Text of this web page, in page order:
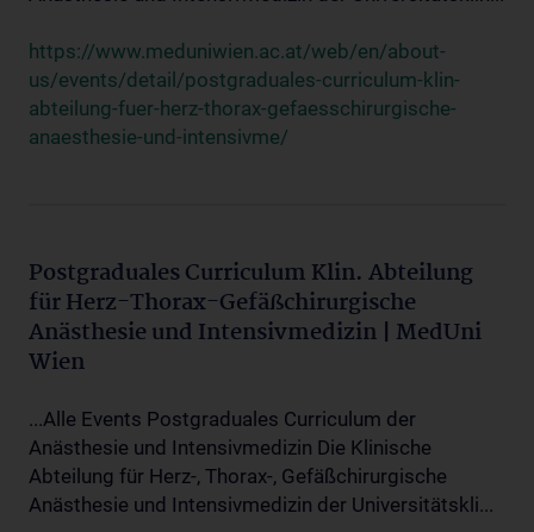
https://www.meduniwien.ac.at/web/en/about-
us/events/detail/postgraduales-curriculum-klin-
abteilung-fuer-herz-thorax-gefaesschirurgische-
anaesthesie-und-intensivme/
Postgraduales Curriculum Klin. Abteilung
für Herz-Thorax-Gefäßchirurgische
Anästhesie und Intensivmedizin | MedUni
Wien
...Alle Events Postgraduales Curriculum der
Anästhesie und Intensivmedizin Die Klinische
Abteilung für Herz-, Thorax-, Gefäßchirurgische
Anästhesie und Intensivmedizin der Universitätskli...